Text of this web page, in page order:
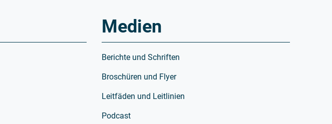
Medien
Berichte und Schriften
Broschüren und Flyer
Leitfäden und Leitlinien
Podcast